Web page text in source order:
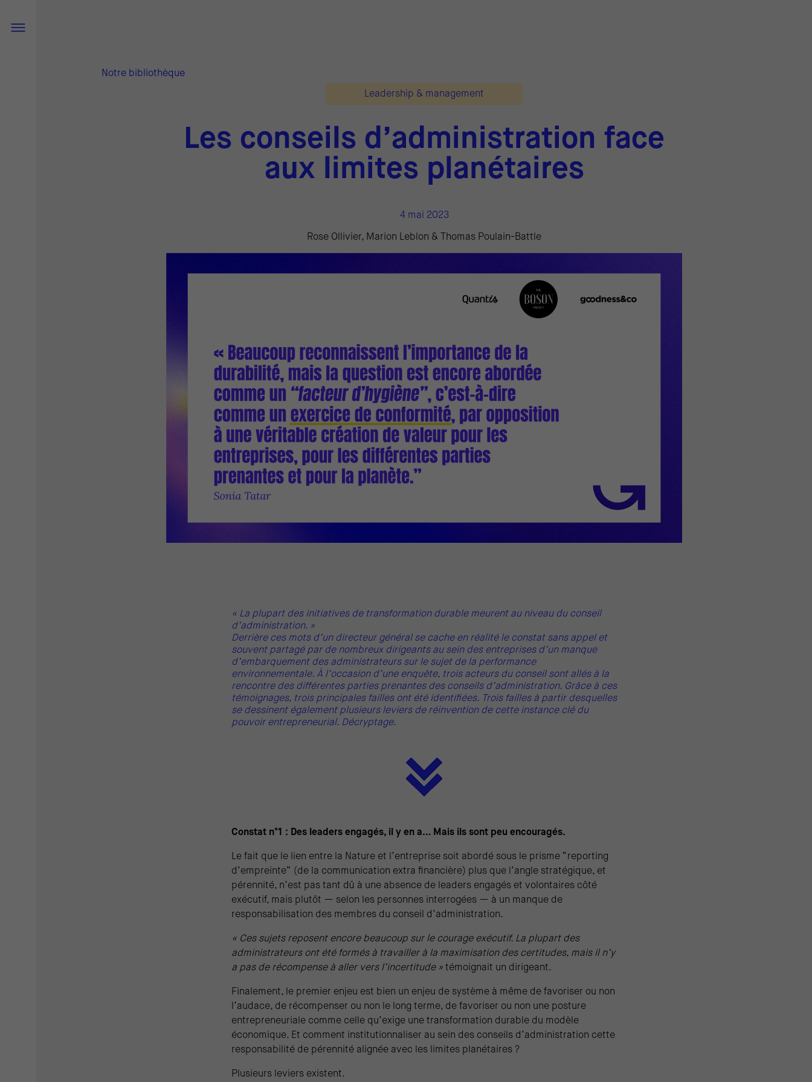
Notre bibliothèque
Leadership & management
Les conseils d’administration face
aux limites planétaires
4 mai 2023
Rose Ollivier, Marion Leblon & Thomas Poulain-Battle
« La plupart des initiatives de transformation durable meurent au niveau du conseil
d’administration. »
Derrière ces mots d’un directeur général se cache en réalité le constat sans appel et
souvent partagé par de nombreux dirigeants au sein des entreprises d’un manque
d’embarquement des administrateurs sur le sujet de la performance
environnementale. À l’occasion d’une enquête, trois acteurs du conseil sont allés à la
rencontre des différentes parties prenantes des conseils d’administration. Grâce à ces
témoignages, trois principales failles ont été identifiées. Trois failles à partir desquelles
se dessinent également plusieurs leviers de réinvention de cette instance clé du
pouvoir entrepreneurial. Décryptage.
Constat n°1 : Des leaders engagés, il y en a… Mais ils sont peu encouragés.
Le fait que le lien entre la Nature et l’entreprise soit abordé sous le prisme “reporting
d’empreinte” (de la communication extra financière) plus que l’angle stratégique, et
pérennité, n’est pas tant dû à une absence de leaders engagés et volontaires côté
exécutif, mais plutôt — selon les personnes interrogées — à un manque de
responsabilisation des membres du conseil d’administration.
« Ces sujets reposent encore beaucoup sur le courage exécutif. La plupart des
administrateurs ont été formés à travailler à la maximisation des certitudes, mais il n’y
a pas de récompense à aller vers l’incertitude » témoignait un dirigeant.
Finalement, le premier enjeu est bien un enjeu de système à même de favoriser ou non
l’audace, de récompenser ou non le long terme, de favoriser ou non une posture
entrepreneuriale comme celle qu’exige une transformation durable du modèle
économique. Et comment institutionnaliser au sein des conseils d’administration cette
responsabilité de pérennité alignée avec les limites planétaires ?
Plusieurs leviers existent.